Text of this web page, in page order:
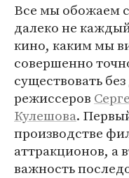
Все мы обожаем
далеко не
кино, каким мы
совершенно
существовать
режиссеров
Кулешова.
производстве
аттракционов, а
важность